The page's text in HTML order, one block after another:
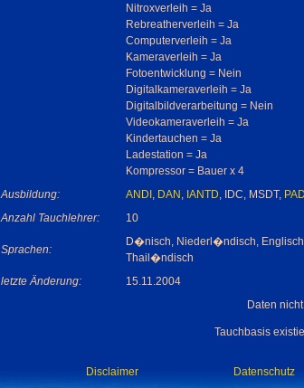
Nitroxverleih = Ja
Rebreatherverleih = Ja
Computerverleih = Ja
Kameraverleih = Ja
Fotoentwicklung = Nein
Digitalkameraverleih = Ja
Digitalbildverarbeitung = Nein
Videokameraverleih = Ja
Kindertauchen = Ja
Ladestation = Ja
Kompressor = Bauer x 4
Ausbildung:
ANDI , DAN , IANTD, IDC, MSDT, PADI
Anzahl Tauchlehrer:
10
Sprachen:
D�nisch, Niederl�ndisch,
Thail�ndisch
letzte Änderung:
15.11.2004
Daten
Tauchbasis
Disclaimer Datenschutz